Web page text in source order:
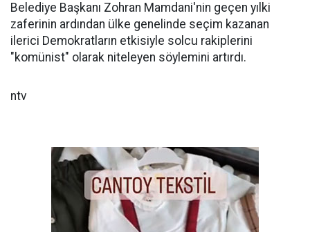
Belediye Başkanı Zohran Mamdani'nin geçen yılki
zaferinin ardından ülke genelinde seçim kazanan
ilerici Demokratların etkisiyle solcu rakiplerini
"komünist" olarak niteleyen söylemini artırdı.
ntv